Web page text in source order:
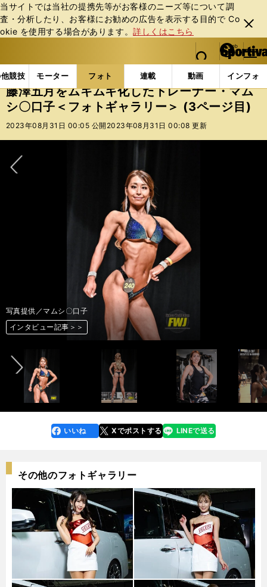
当サイトでは当社の提携先等がお客様のニーズ等について調
査・分析したり、お客様にお勧めの広告を表⽰する⽬的で Co
okie を使⽤する場合があります。詳しくはこちら
閉じ
る
web Sportiva (webスポルティーバ)
検索
マイペ
ー
ジ
メニュ
競技 モーター フォト 連載 動画 インフォ
b
ス
ポ
ル
バ
フォトギャラリー 藤澤五月をムキムキ化したトレー
藤澤五月をムキムキ化したトレーナー・マム
シ〇口子＜フォトギャラリー＞ (3ページ目)
2023年08月31日 00:05 公開 2023年08月31日 00:08 更新
写真／松本 侑
インタビュー記事＞＞
写真提供／マムシ〇口子
インタビュー記事＞＞
写真提供／マムシ〇口子
インタビュー記事＞＞
写真提供／マムシ〇口子
インタビュー記事＞＞
写真／松本 侑
インタビュー記事＞＞
写真提供／マムシ〇口子
インタビュー記事＞＞
写真提供／マムシ〇口子
インタビュー記事＞＞
写真／松本 侑
インタビュー記事＞＞
写真／松本 侑
インタビュー記事＞＞
写真／松本 侑
インタビュー記事＞＞
写真／松本 侑
インタビュー記事＞＞
写真提供／マムシ〇口子
インタビュー記事＞＞
写真提供／マムシ〇口子
インタビュー記事＞＞
写真／松本 侑
インタビュー記事＞＞
写真／松本 侑
インタビュー記事＞＞
写真／松本 侑
インタビュー記事＞＞
写真／松本 侑
インタビュー記事＞＞
写真／松本 侑
インタビュー記事＞＞
写真／松本 侑
インタビュー記事＞＞
写真／松本 侑
インタビュー記事＞＞
写真／松本 侑
インタビュー記事＞＞
写真／松本 侑
インタビュー記事＞＞
写真提供／マムシ〇口子
インタビュー記事＞＞
前へ
faceboo
k
いいね Xでポストする
line LINEで送る
その他のフォトギャラリー